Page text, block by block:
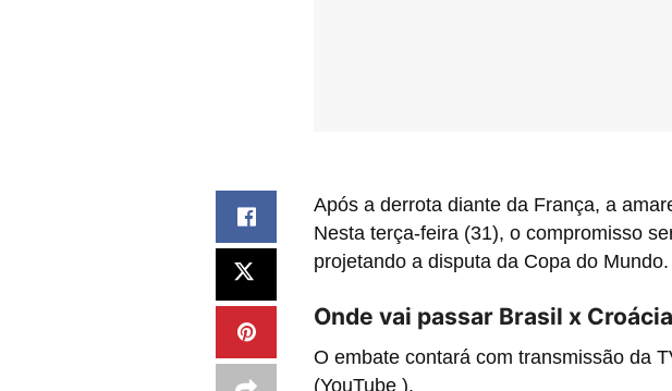
Após a derrota diante da França, a
Nesta terça-feira (31), o compromisso
projetando a disputa da Copa do Mundo.
Onde vai passar Brasil x
O embate contará com transmissão da
(YouTube ).